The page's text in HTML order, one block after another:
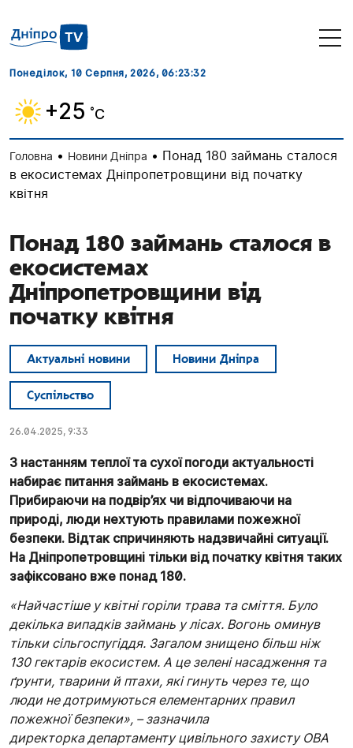
Понеділок, 10 Серпня, 2026, 06:23:33
+25 ˚C
Головна • Новини Дніпра • Понад 180 займань сталося
в екосистемах Дніпропетровщини від початку
квітня
Понад 180 займань сталося в
екосистемах
Дніпропетровщини від
початку квітня
Актуальні новини Новини Дніпра
Суспільство
26.04.2025, 9:33
З настанням теплої та сухої погоди актуальності
набирає питання займань в екосистемах.
Прибираючи на подвір’ях чи відпочиваючи на
природі, люди нехтують правилами пожежної
безпеки. Відтак спричиняють надзвичайні ситуації.
На Дніпропетровщині тільки від початку квітня таких
зафіксовано вже понад 180.
«Найчастіше у квітні горіли трава та сміття. Було
декілька випадків займань у лісах. Вогонь оминув
тільки сільгоспугіддя. Загалом знищено більш ніж
130 гектарів екосистем. А це зелені насадження та
ґрунти, тварини й птахи, які гинуть через те, що
люди не дотримуються елементарних правил
пожежної безпеки», –зазначила
директорка департаменту цивільного захисту ОВА